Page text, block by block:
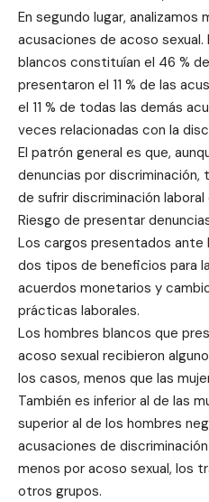
En segundo lugar, analizamos
acusaciones de acoso
blancos constituían el 46 %
presentaron el 11 % de las
el 11 % de todas las demás
veces relacionadas con la
El patrón general es que,
denuncias por discriminación,
de sufrir discriminación
Riesgo de presentar
Los cargos presentados ante
dos tipos de beneficios para
acuerdos monetarios y
prácticas laborales.
Los hombres blancos que
acoso sexual recibieron
los casos, menos que las
También es inferior al de las
superior al de los hombres
acusaciones de
menos por acoso sexual, los
otros grupos.